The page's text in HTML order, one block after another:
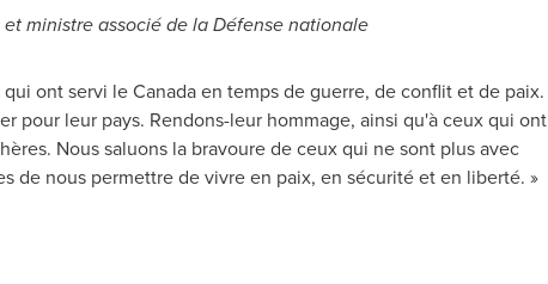
ministre associé de la Défense nationale
qui ont servi leCanadaen temps de guerre, de conflit et de paix.
pour leur pays. Rendons-leur hommage, ainsi qu'à ceux qui ont
Nous saluons la bravoure de ceux qui ne sont plus avec
de nous permettre de vivre en paix, en sécurité et en liberté. »